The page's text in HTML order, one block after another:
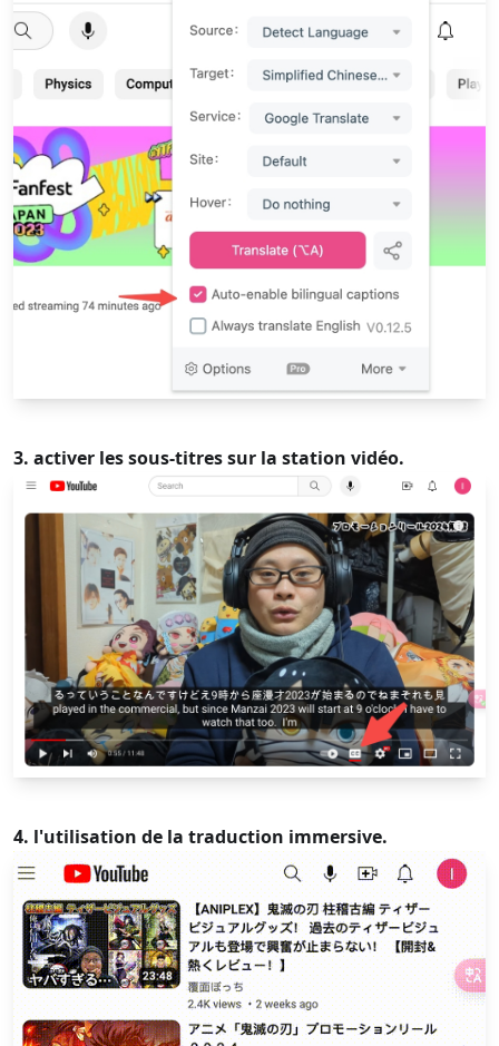
3. activer les sous-titres sur la station vidéo.
4. l'utilisation de la traduction immersive.